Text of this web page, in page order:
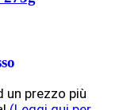
un prezzo più